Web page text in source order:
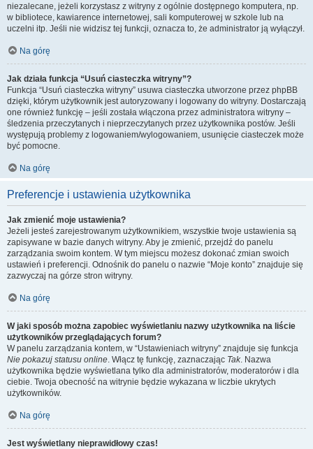
niezalecane, jeżeli korzystasz z witryny z ogólnie dostępnego komputera, np.
w bibliotece, kawiarence internetowej, sali komputerowej w szkole lub na
uczelni itp. Jeśli nie widzisz tej funkcji, oznacza to, że administrator ją wyłączył.
Na górę
Jak działa funkcja “Usuń ciasteczka witryny”?
Funkcja “Usuń ciasteczka witryny” usuwa ciasteczka utworzone przez phpBB
dzięki, którym użytkownik jest autoryzowany i logowany do witryny. Dostarczają
one również funkcję – jeśli została włączona przez administratora witryny –
śledzenia przeczytanych i nieprzeczytanych przez użytkownika postów. Jeśli
występują problemy z logowaniem/wylogowaniem, usunięcie ciasteczek może
być pomocne.
Na górę
Preferencje i ustawienia użytkownika
Jak zmienić moje ustawienia?
Jeżeli jesteś zarejestrowanym użytkownikiem, wszystkie twoje ustawienia są
zapisywane w bazie danych witryny. Aby je zmienić, przejdź do panelu
zarządzania swoim kontem. W tym miejscu możesz dokonać zmian swoich
ustawień i preferencji. Odnośnik do panelu o nazwie “Moje konto” znajduje się
zazwyczaj na górze stron witryny.
Na górę
W jaki sposób można zapobiec wyświetlaniu nazwy użytkownika na liście
użytkowników przeglądających forum?
W panelu zarządzania kontem, w “Ustawieniach witryny” znajduje się funkcja
Nie pokazuj statusu online. Włącz tę funkcję, zaznaczając Tak. Nazwa
użytkownika będzie wyświetlana tylko dla administratorów, moderatorów i dla
ciebie. Twoja obecność na witrynie będzie wykazana w liczbie ukrytych
użytkowników.
Na górę
Jest wyświetlany nieprawidłowy czas!